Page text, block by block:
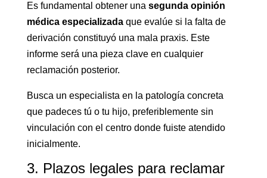
Es fundamental obtener una segunda opinión
médica especializadaque evalúe si la falta de
derivación constituyó una mala praxis. Este
informe será una pieza clave en cualquier
reclamación posterior.
Busca un especialista en la patología concreta
que padeces tú o tu hijo, preferiblemente sin
vinculación con el centro donde fuiste atendido
inicialmente.
3. Plazos legales para reclamar